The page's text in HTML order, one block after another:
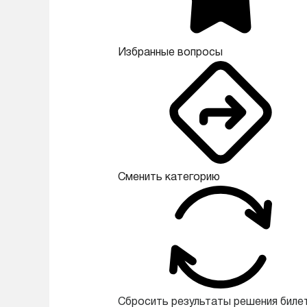
Избранные вопросы
Сменить категорию
Сбросить результаты решения